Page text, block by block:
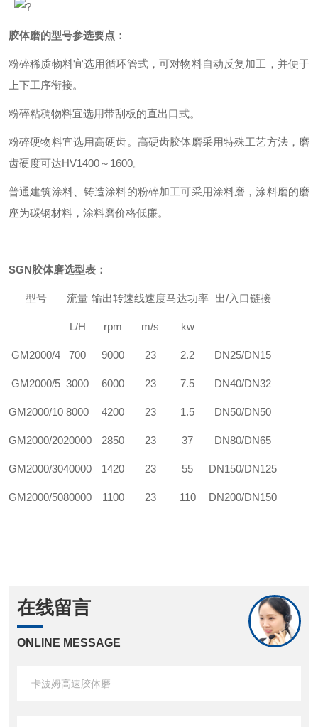
?
胶体磨的型号参选要点：
粉碎稀质物料宜选用循环管式，可对物料自动反复加工，并便于
上下工序衔接。
粉碎粘稠物料宜选用带刮板的直出口式。
粉碎硬物料宜选用高硬齿。高硬齿胶体磨采用特殊工艺方法，磨
齿硬度可达HV1400～1600。
普通建筑涂料、铸造涂料的粉碎加工可采用涂料磨，涂料磨的磨
座为碳钢材料，涂料磨价格低廉。
SGN胶体磨选型表：
型号 流量 输出转速线速度马达功率 出/入口链接
L/H rpm m/s kw
GM2000/4 700 9000 23 2.2 DN25/DN15
GM2000/5 3000 6000 23 7.5 DN40/DN32
GM2000/10 8000 4200 23 1.5 DN50/DN50
GM2000/2020000 2850 23 37 DN80/DN65
GM2000/3040000 1420 23 55 DN150/DN125
GM2000/5080000 1100 23 110 DN200/DN150
在线留言
ONLINE MESSAGE